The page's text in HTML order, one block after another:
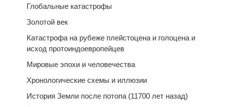
Глобальные катастрофы
Золотой век
Катастрофа на рубеже плейстоцена и голоцена и
исход протоиндоевропейцев
Мировые эпохи и человечества
Хронологические схемы и иллюзии
История Земли после потопа (11700 лет назад)